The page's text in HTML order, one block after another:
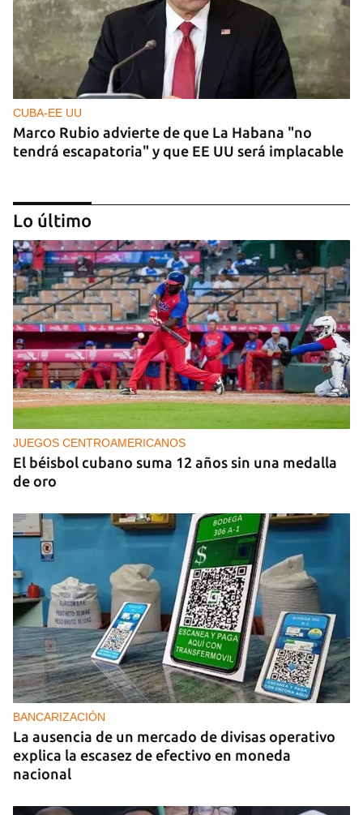
CUBA-EE UU
Marco Rubio advierte de que La Habana "no
tendrá escapatoria" y que EE UU será implacable
PODCAST
Cafecito informativo del viernes 7 de agosto de
2026
Lo último
JUEGOS CENTROAMERICANOS
El béisbol cubano suma 12 años sin una medalla
de oro
BANCARIZACIÓN
La ausencia de un mercado de divisas operativo
explica la escasez de efectivo en moneda
nacional